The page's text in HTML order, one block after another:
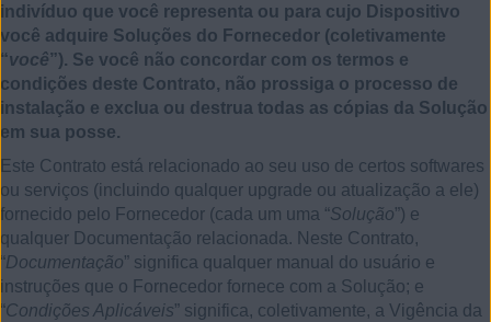
indivíduo que você representa ou para cujo Dispositivo
você adquire Soluções do Fornecedor (coletivamente
“você”). Se você não concordar com os termos e
condições deste Contrato, não prossiga o processo de
instalação e exclua ou destrua todas as cópias da Solução
em sua posse.
Este Contrato está relacionado ao seu uso de certos softwares
ou serviços (incluindo qualquer upgrade ou atualização a ele)
fornecido pelo Fornecedor (cada um uma “Solução”) e
qualquer Documentação relacionada. Neste Contrato,
“Documentação” significa qualquer manual do usuário e
instruções que o Fornecedor fornece com a Solução; e
“Condições Aplicáveis” significa, coletivamente, a Vigência da